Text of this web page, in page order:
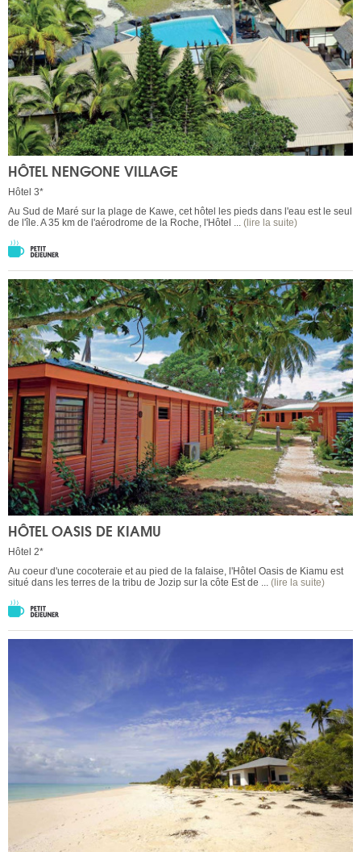
HÔTEL NENGONE VILLAGE
Hôtel 3*
Au Sud de Maré sur la plage de Kawe, cet hôtel les pieds dans l'eau est le seul
de l'île. A 35 km de l'aérodrome de la Roche, l'Hôtel ... (lire la suite)
HÔTEL OASIS DE KIAMU
Hôtel 2*
Au coeur d'une cocoteraie et au pied de la falaise, l'Hôtel Oasis de Kiamu est
situé dans les terres de la tribu de Jozip sur la côte Est de ... (lire la suite)